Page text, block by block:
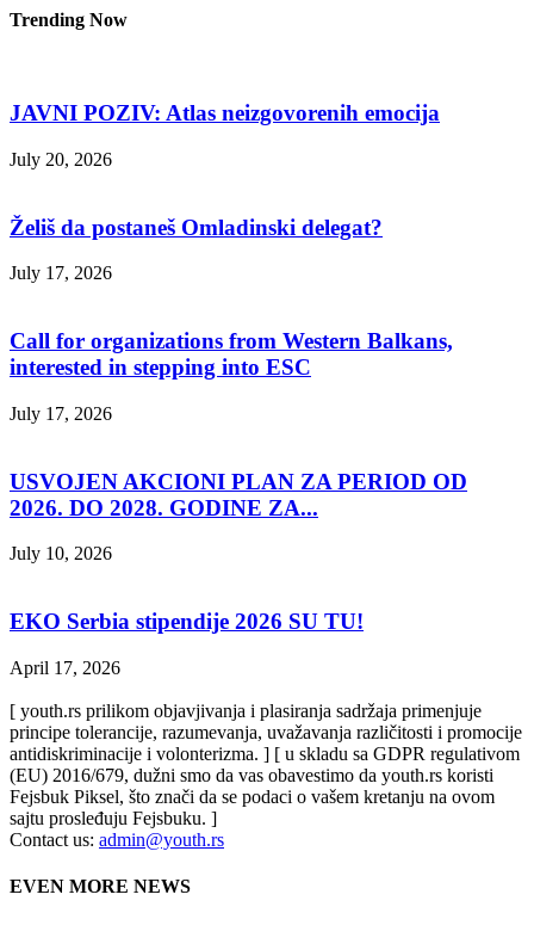
Trending Now
JAVNI POZIV: Atlas neizgovorenih emocija
July 20, 2026
Želiš da postaneš Omladinski delegat?
July 17, 2026
Call for organizations from Western Balkans,
interested in stepping into ESC
July 17, 2026
USVOJEN AKCIONI PLAN ZA PERIOD OD
2026. DO 2028. GODINE ZA...
July 10, 2026
EKO Serbia stipendije 2026 SU TU!
April 17, 2026
[ youth.rs prilikom objavjivanja i plasiranja sadržaja primenjuje
principe tolerancije, razumevanja, uvažavanja različitosti i promocije
antidiskriminacije i volonterizma. ] [ u skladu sa GDPR regulativom
(EU) 2016/679, dužni smo da vas obavestimo da youth.rs koristi
Fejsbuk Piksel, što znači da se podaci o vašem kretanju na ovom
sajtu prosleđuju Fejsbuku. ]
Contact us: admin@youth.rs
EVEN MORE NEWS